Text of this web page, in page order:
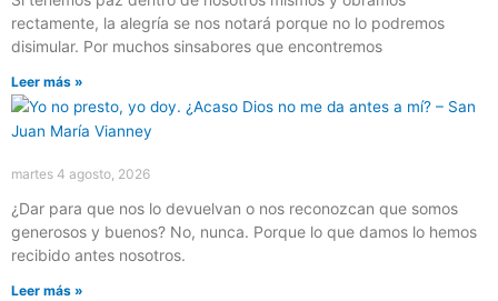
rectamente, la alegría se nos notará porque no lo podremos
disimular. Por muchos sinsabores que encontremos
Leer más »
martes 4 agosto, 2026
¿Dar para que nos lo devuelvan o nos reconozcan que somos
generosos y buenos? No, nunca. Porque lo que damos lo hemos
recibido antes nosotros.
Leer más »